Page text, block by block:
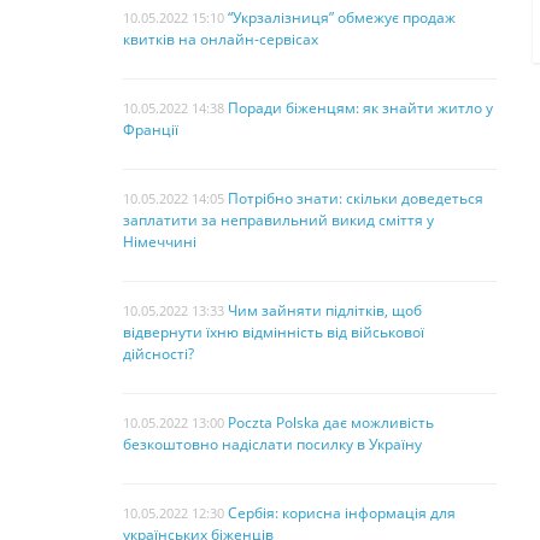
10.05.2022 15:10 “Укрзалізниця” обмежує продаж
квитків на онлайн-сервісах
10.05.2022 14:38 Поради біженцям: як знайти житло у
Франції
10.05.2022 14:05 Потрібно знати: скільки доведеться
заплатити за неправильний викид сміття у
Німеччині
10.05.2022 13:33 Чим зайняти підлітків, щоб
відвернути їхню відмінність від військової
дійсності?
10.05.2022 13:00 Poczta Polska дає можливість
безкоштовно надіслати посилку в Україну
10.05.2022 12:30 Сербія: корисна інформація для
українських біженців